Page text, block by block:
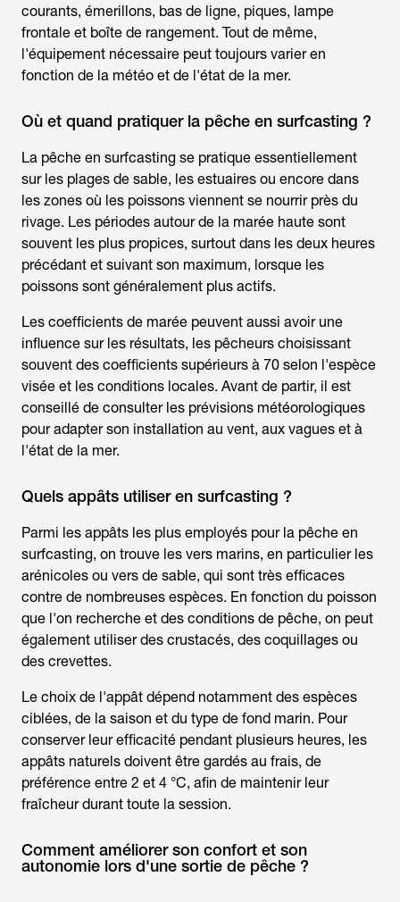
courants, émerillons, bas de ligne, piques, lampe
frontale et boîte de rangement. Tout de même,
l'équipement nécessaire peut toujours varier en
fonction de la météo et de l'état de la mer.
Où et quand pratiquer la pêche en surfcasting ?
La pêche en surfcasting se pratique essentiellement
sur les plages de sable, les estuaires ou encore dans
les zones où les poissons viennent se nourrir près du
rivage. Les périodes autour de la marée haute sont
souvent les plus propices, surtout dans les deux heures
précédant et suivant son maximum, lorsque les
poissons sont généralement plus actifs.
Les coefficients de marée peuvent aussi avoir une
influence sur les résultats, les pêcheurs choisissant
souvent des coefficients supérieurs à 70 selon l'espèce
visée et les conditions locales. Avant de partir, il est
conseillé de consulter les prévisions météorologiques
pour adapter son installation au vent, aux vagues et à
l'état de la mer.
Quels appâts utiliser en surfcasting ?
Parmi les appâts les plus employés pour la pêche en
surfcasting, on trouve les vers marins, en particulier les
arénicoles ou vers de sable, qui sont très efficaces
contre de nombreuses espèces. En fonction du poisson
que l'on recherche et des conditions de pêche, on peut
également utiliser des crustacés, des coquillages ou
des crevettes.
Le choix de l'appât dépend notamment des espèces
ciblées, de la saison et du type de fond marin. Pour
conserver leur efficacité pendant plusieurs heures, les
appâts naturels doivent être gardés au frais, de
préférence entre 2 et 4 °C, afin de maintenir leur
fraîcheur durant toute la session.
Comment améliorer son confort et son
autonomie lors d'une sortie de pêche ?